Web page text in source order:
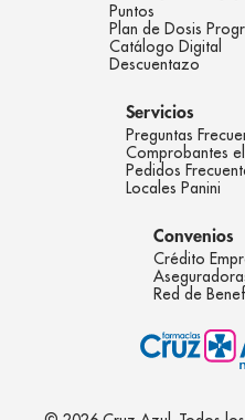
Puntos
Plan de Dosis
Catálogo Digital
Descuentazo
Servicios
Preguntas
Comprobantes
Pedidos
Locales Panini
Convenios
Crédito
Red de